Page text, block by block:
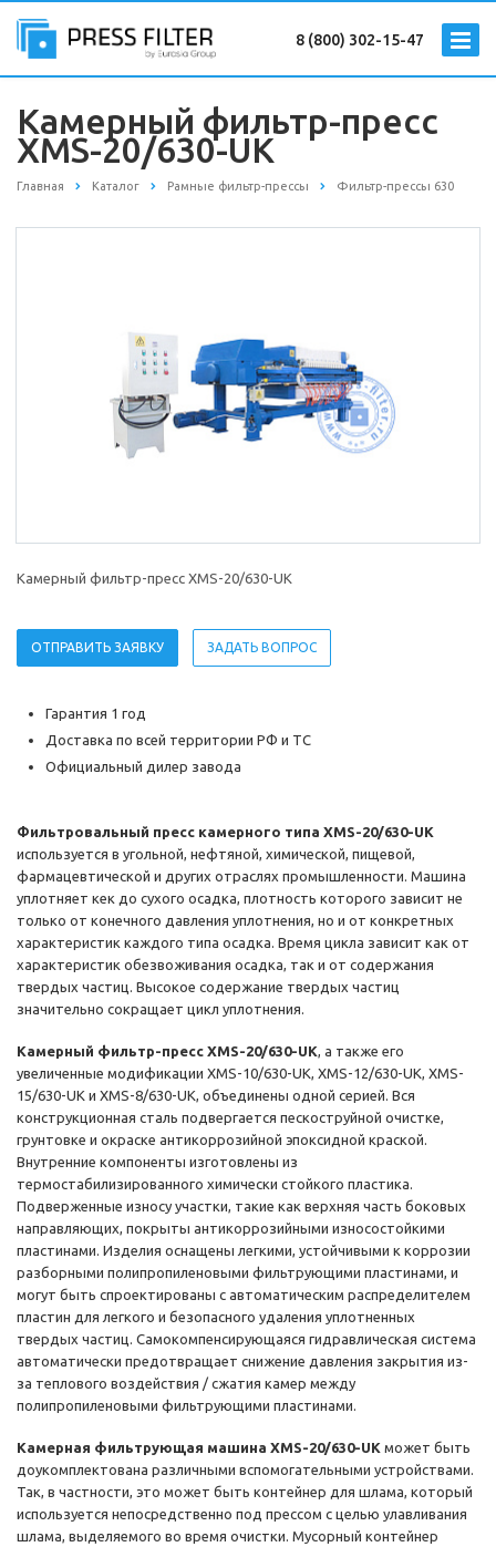
8 (800) 302-15-47
Камерный фильтр-пресс
XMS-20/630-UK
Главная Каталог Рамные фильтр-прессы Фильтр-прессы 630
Камерный фильтр-пресс XMS-20/630-UK
ОТПРАВИТЬ ЗАЯВКУ ЗАДАТЬ ВОПРОС
Гарантия 1 год
Доставка по всей территории РФ и ТС
Официальный дилер завода
Фильтровальный пресс камерного типа XMS-20/630-UK
используется в угольной, нефтяной, химической, пищевой,
фармацевтической и других отраслях промышленности. Машина
уплотняет кек до сухого осадка, плотность которого зависит не
только от конечного давления уплотнения, но и от конкретных
характеристик каждого типа осадка. Время цикла зависит как от
характеристик обезвоживания осадка, так и от содержания
твердых частиц. Высокое содержание твердых частиц
значительно сокращает цикл уплотнения.
Камерный фильтр-пресс XMS-20/630-UK, а также его
увеличенные модификации XMS-10/630-UK, XMS-12/630-UK, XMS-
15/630-UK и XMS-8/630-UK, объединены одной серией. Вся
конструкционная сталь подвергается пескоструйной очистке,
грунтовке и окраске антикоррозийной эпоксидной краской.
Внутренние компоненты изготовлены из
термостабилизированного химически стойкого пластика.
Подверженные износу участки, такие как верхняя часть боковых
направляющих, покрыты антикоррозийными износостойкими
пластинами. Изделия оснащены легкими, устойчивыми к коррозии
разборными полипропиленовыми фильтрующими пластинами, и
могут быть спроектированы с автоматическим распределителем
пластин для легкого и безопасного удаления уплотненных
твердых частиц. Самокомпенсирующаяся гидравлическая система
автоматически предотвращает снижение давления закрытия из-
за теплового воздействия / сжатия камер между
полипропиленовыми фильтрующими пластинами.
Камерная фильтрующая машина XMS-20/630-UK может быть
доукомплектована различными вспомогательными устройствами.
Так, в частности, это может быть контейнер для шлама, который
используется непосредственно под прессом с целью улавливания
шлама, выделяемого во время очистки. Мусорный контейнер